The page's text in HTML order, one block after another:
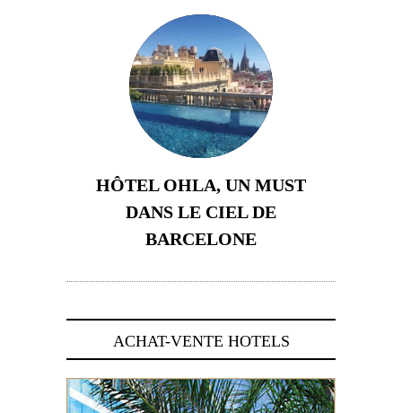
HÔTEL OHLA, UN MUST
DANS LE CIEL DE
BARCELONE
ACHAT-VENTE HOTELS